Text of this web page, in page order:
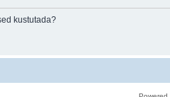
kustutada?